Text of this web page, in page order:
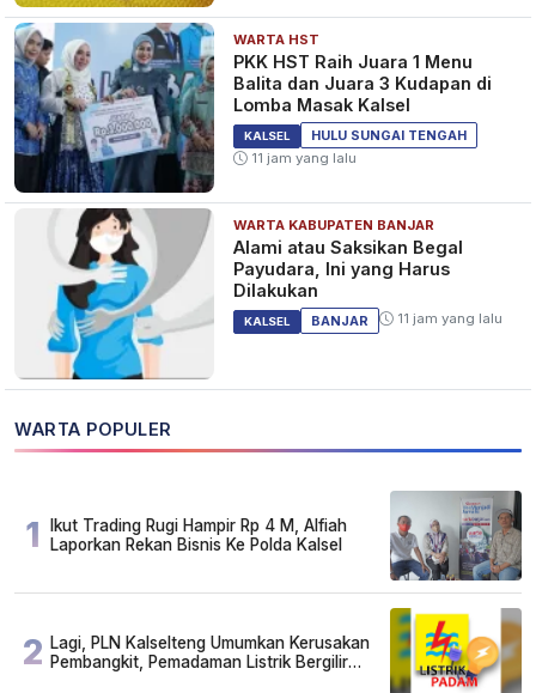
WARTA HST
PKK HST Raih Juara 1 Menu
Balita dan Juara 3 Kudapan di
Lomba Masak Kalsel
KALSEL
HULU SUNGAI TENGAH
11 jam yang lalu
WARTA KABUPATEN BANJAR
Alami atau Saksikan Begal
Payudara, Ini yang Harus
Dilakukan
KALSEL BANJAR 11 jam yang lalu
WARTA POPULER
1
Ikut Trading Rugi Hampir Rp 4 M, Alfiah
Laporkan Rekan Bisnis Ke Polda Kalsel
2 Lagi, PLN Kalselteng Umumkan Kerusakan
Pembangkit, Pemadaman Listrik Bergilir